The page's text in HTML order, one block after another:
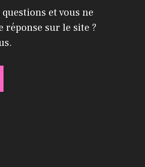
questions et vous ne
réponse sur le site ?